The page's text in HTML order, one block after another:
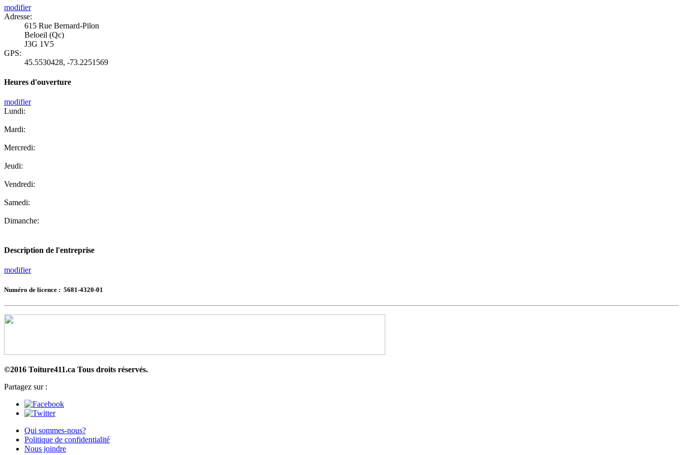
modifier
Adresse:
615 Rue Bernard-Pilon
Beloeil (Qc)
J3G 1V5
GPS:
45.5530428, -73.2251569
Heures d'ouverture
modifier
Lundi:
Mardi:
Mercredi:
Jeudi:
Vendredi:
Samedi:
Dimanche:
Description de l'entreprise
modifier
Numéro de licence : 5681-4320-01
©2016 Toiture411.ca Tous droits réservés.
Partagez sur :
Qui sommes-nous?
Politique de confidentialité
Nous joindre